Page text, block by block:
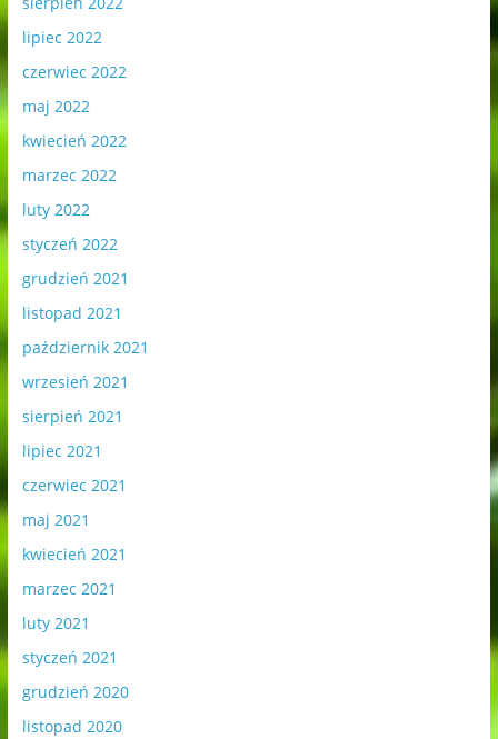
lipiec 2022
czerwiec 2022
maj 2022
kwiecień 2022
marzec 2022
luty 2022
styczeń 2022
grudzień 2021
listopad 2021
październik 2021
wrzesień 2021
sierpień 2021
lipiec 2021
czerwiec 2021
maj 2021
kwiecień 2021
marzec 2021
luty 2021
styczeń 2021
grudzień 2020
listopad 2020